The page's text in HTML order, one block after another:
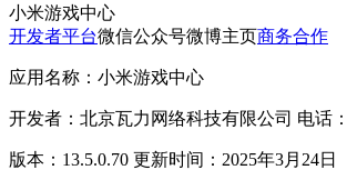
小米游戏中心
开发者平台微信公众号微博主页商务合作
应用名称：小米游戏中心
开发者：北京瓦力网络科技有限公司 电话
版本：13.5.0.70 更新时间：2025年3月24日